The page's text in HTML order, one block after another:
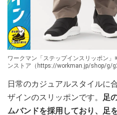
ワークマン「ステップインスリッポン
ンストア（https://workman.jp/shop/g/
日常のカジュアルスタイルに
ザインのスリッポンです。 足
ムバンドを採用しており、足